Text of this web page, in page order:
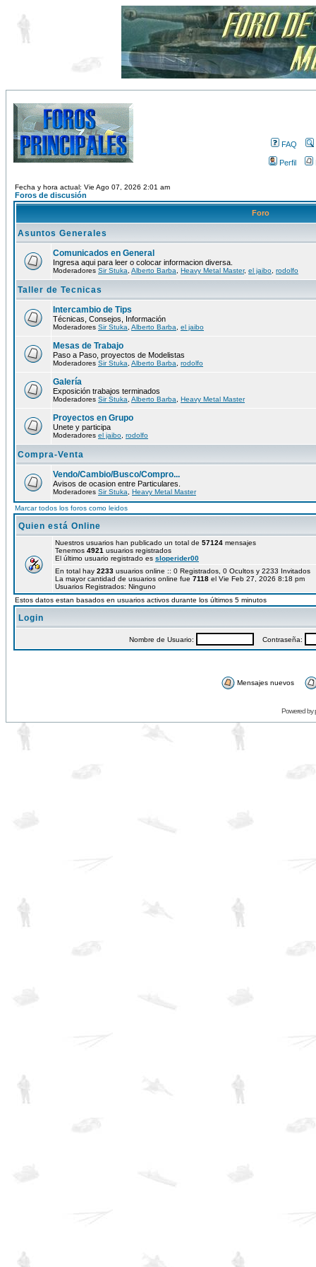
FAQ
Perfil
Fecha y hora actual: Vie Ago 07, 2026 2:01 am
Foros de discusión
Foro
Asuntos Generales
Comunicados en General
Ingresa aqui para leer o colocar informacion diversa.
Moderadores Sir Stuka Alberto Barba Heavy Metal Master, el jaibo rodolfo
Taller de Tecnicas
Intercambio de Tips
Técnicas, Consejos, Información
Moderadores Sir Stuka Alberto Barba el jaibo
Mesas de Trabajo
Paso a Paso, proyectos de Modelistas
Moderadores Sir Stuka Alberto Barba rodolfo
Galería
Exposición trabajos terminados
Moderadores Sir Stuka Alberto Barba Heavy Metal Master
Proyectos en Grupo
Unete y participa
Moderadores el jaibo rodolfo
Compra-Venta
Vendo/Cambio/Busco/Compro...
Avisos de ocasion entre Particulares.
Moderadores Sir Stuka Heavy Metal Master
Marcar todos los foros como leidos
Quien está Online
Nuestros usuarios han publicado un total de 57124 mensajes
Tenemos 4921 usuarios registrados
El último usuario registrado es sloperider00
En total hay 2233 usuarios online :: 0 Registrados, 0 Ocultos y 2233
La mayor cantidad de usuarios online fue 7118 el Vie Feb 27, 2026 8:18 pm
Usuarios Registrados: Ninguno
Estos datos estan basados en usuarios activos durante los últimos 5 minutos
Login
Nombre de Usuario: Contraseña:
Mensajes nuevos
Powered by